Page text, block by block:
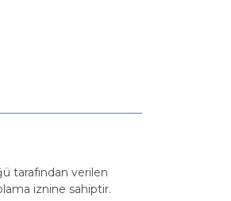
tarafından verilen
iznine sahiptir.